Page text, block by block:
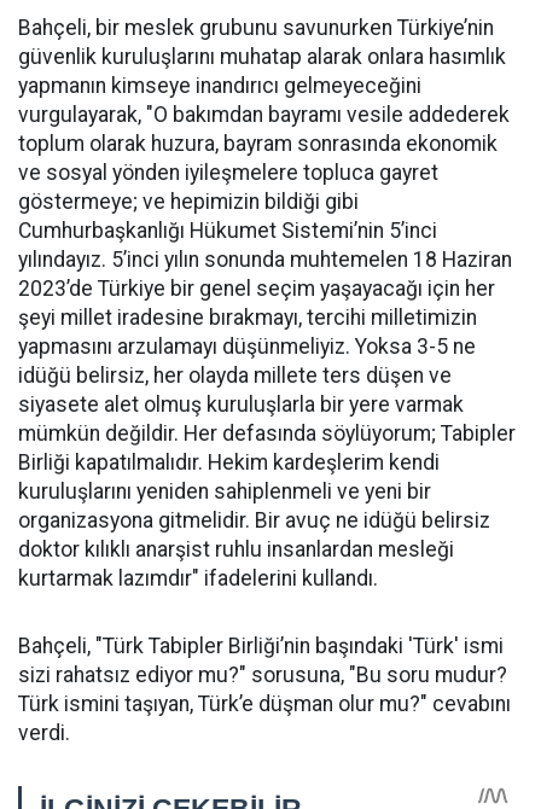
Bahçeli, bir meslek grubunu savunurken Türkiye’nin
güvenlik kuruluşlarını muhatap alarak onlara hasımlık
yapmanın kimseye inandırıcı gelmeyeceğini
vurgulayarak, "O bakımdan bayramı vesile addederek
toplum olarak huzura, bayram sonrasında ekonomik
ve sosyal yönden iyileşmelere topluca gayret
göstermeye; ve hepimizin bildiği gibi
Cumhurbaşkanlığı Hükumet Sistemi’nin 5’inci
yılındayız. 5’inci yılın sonunda muhtemelen 18 Haziran
2023’de Türkiye bir genel seçim yaşayacağı için her
şeyi millet iradesine bırakmayı, tercihi milletimizin
yapmasını arzulamayı düşünmeliyiz. Yoksa 3-5 ne
idüğü belirsiz, her olayda millete ters düşen ve
siyasete alet olmuş kuruluşlarla bir yere varmak
mümkün değildir. Her defasında söylüyorum; Tabipler
Birliği kapatılmalıdır. Hekim kardeşlerim kendi
kuruluşlarını yeniden sahiplenmeli ve yeni bir
organizasyona gitmelidir. Bir avuç ne idüğü belirsiz
doktor kılıklı anarşist ruhlu insanlardan mesleği
kurtarmak lazımdır" ifadelerini kullandı.
Bahçeli, "Türk Tabipler Birliği’nin başındaki 'Türk' ismi
sizi rahatsız ediyor mu?" sorusuna, "Bu soru mudur?
Türk ismini taşıyan, Türk’e düşman olur mu?" cevabını
verdi.